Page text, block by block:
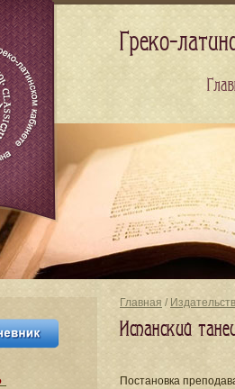
Главная /
Испанский
Постановка
Греко-